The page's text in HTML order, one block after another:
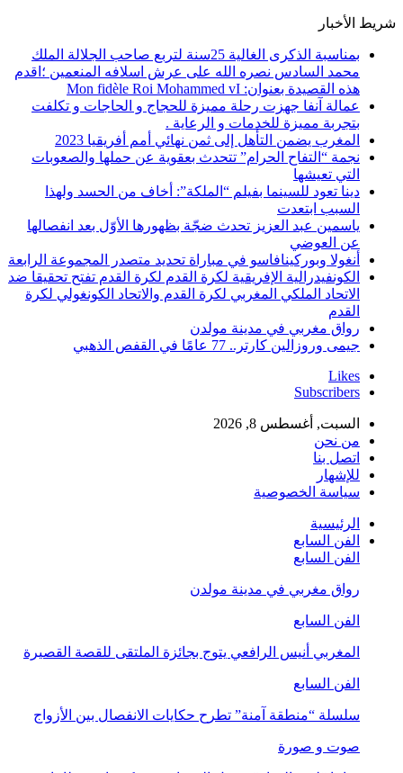
شريط الأخبار
بمناسبة الذكرى الغالية 25سنة لتربع صاحب الجلالة الملك
محمد السادس نصره الله على عرش اسلافه المنعمين ؛اقدم
هذه القصيدة بعنوان: Mon fidèle Roi Mohammed vI
عمالة آنفا جهزت رحلة مميزة للحجاج و الحاجات و تكلفت
بتجربة مميزة للخدمات و الرعاية .
المغرب يضمن التأهل إلى ثمن نهائي أمم أفريقيا 2023
نجمة “التفاح الحرام” تتحدث بعقوية عن حملها والصعوبات
التي تعيشها
دينا تعود للسينما بفيلم “الملكة”: أخاف من الحسد ولهذا
السبب ابتعدت
ياسمين عبد العزيز تحدث ضجّة بظهورها الأوّل بعد انفصالها
عن العوضي
أنغولا وبوركينافاسو في مباراة تحديد متصدر المجموعة الرابعة
الكونفيدرالية الإفريقية لكرة القدم لكرة القدم تفتح تحقيقا ضد
الاتحاد الملكي المغربي لكرة القدم والاتحاد الكونغولي لكرة
القدم
رواق مغربي في مدينة مولدن
جيمى وروزالين كارتر.. 77 عامًا في القفص الذهبي
Likes
Subscribers
السبت, أغسطس 8, 2026
من نحن
اتصل بنا
للإشهار
سياسة الخصوصية
الرئيسية
الفن السابع
الفن السابع
رواق مغربي في مدينة مولدن
الفن السابع
المغربي أنيس الرافعي يتوج بجائزة الملتقى للقصة القصيرة
الفن السابع
سلسلة “منطقة آمنة” تطرح حكايات الانفصال بين الأزواج
صوت و صورة